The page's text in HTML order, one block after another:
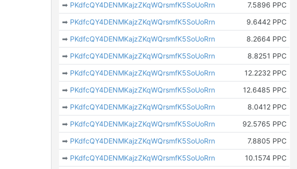
➡ PKdfcQY4DENMKajzZKqWQrsmfK5SoUoRrn
7.5896 PPC
➡ PKdfcQY4DENMKajzZKqWQrsmfK5SoUoRrn
9.6442 PPC
➡ PKdfcQY4DENMKajzZKqWQrsmfK5SoUoRrn
8.2664 PPC
➡ PKdfcQY4DENMKajzZKqWQrsmfK5SoUoRrn
8.8251 PPC
➡ PKdfcQY4DENMKajzZKqWQrsmfK5SoUoRrn
12.2232 PPC
➡ PKdfcQY4DENMKajzZKqWQrsmfK5SoUoRrn
12.6485 PPC
➡ PKdfcQY4DENMKajzZKqWQrsmfK5SoUoRrn
8.0412 PPC
➡ PKdfcQY4DENMKajzZKqWQrsmfK5SoUoRrn
92.5765 PPC
➡ PKdfcQY4DENMKajzZKqWQrsmfK5SoUoRrn
7.8805 PPC
➡ PKdfcQY4DENMKajzZKqWQrsmfK5SoUoRrn
10.1574 PPC